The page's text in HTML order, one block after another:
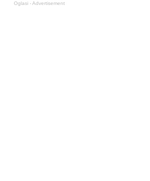
Oglasi - Advertisement